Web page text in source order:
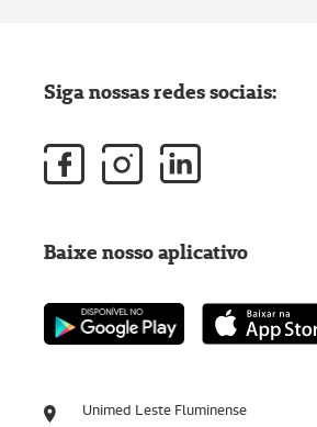
Unimed Leste Fluminense
Siga nossas redes sociais:
Baixe nosso aplicativo